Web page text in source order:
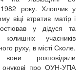
року. Хлопчик у
віці втратив матір і
у дідуся та
колишніх учасників
руху, в місті Сколе.
розповідали
про ОУН-УПА